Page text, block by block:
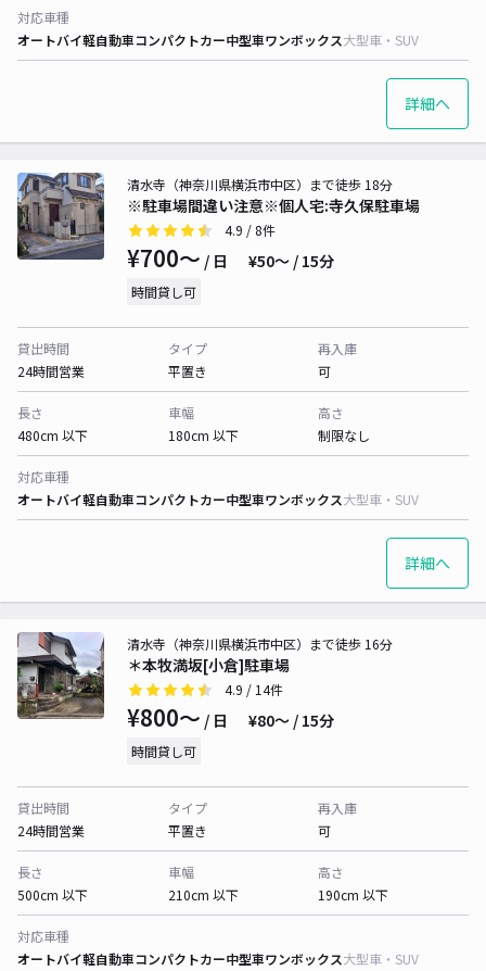
対応車種
オートバイ軽自動車コンパクトカー中型車ワンボックス大型車・SUV
詳細へ
※駐車場間違い注意※個人宅:寺久保駐車場
清水寺（神奈川県横浜市中区）まで徒歩 18分
4.9 / 8件
¥700〜 / 日 ¥50〜 / 15分
時間貸し可
貸出時間
24時間営業
タイプ
平置き
再入庫
可
長さ
480cm 以下
車幅
180cm 以下
高さ
制限なし
対応車種
オートバイ軽自動車コンパクトカー中型車ワンボックス大型車・SUV
詳細へ
＊本牧満坂[小倉]駐車場
清水寺（神奈川県横浜市中区）まで徒歩 16分
4.9 / 14件
¥800〜 / 日 ¥80〜 / 15分
時間貸し可
貸出時間
24時間営業
タイプ
平置き
再入庫
可
長さ
500cm 以下
車幅
210cm 以下
高さ
190cm 以下
対応車種
オートバイ軽自動車コンパクトカー中型車ワンボックス大型車・SUV